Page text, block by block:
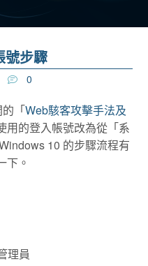
號步驟
0
的「Web駭客攻擊手法及
用的登入帳號改為從「系
10 的步驟流程有
下。
理員